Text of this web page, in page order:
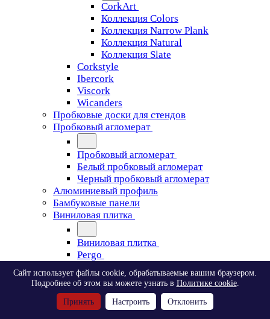
CorkArt
Коллекция Colors
Коллекция Narrow Plank
Коллекция Natural
Коллекция Slate
Corkstyle
Ibercork
Viscork
Wicanders
Пробковые доски для стендов
Пробковый агломерат
Пробковый агломерат
Белый пробковый агломерат
Черный пробковый агломерат
Алюминиевый профиль
Бамбуковые панели
Виниловая плитка
Виниловая плитка
Pergo
Pergo
Classic Plank Optimum Glue
Modern Plank Optimum Glue
Сайт использует файлы cookie, обрабатываемые вашим браузером.
Подробнее об этом вы можете узнать в Политике cookie.
Принять Настроить Отклонить